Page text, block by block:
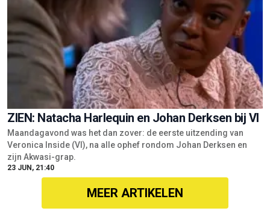
ZIEN: Natacha Harlequin en Johan Derksen bij VI
Maandagavond was het dan zover: de eerste uitzending van
Veronica Inside (VI), na alle ophef rondom Johan Derksen en
zijn Akwasi-grap.
23 JUN, 21:40
MEER ARTIKELEN